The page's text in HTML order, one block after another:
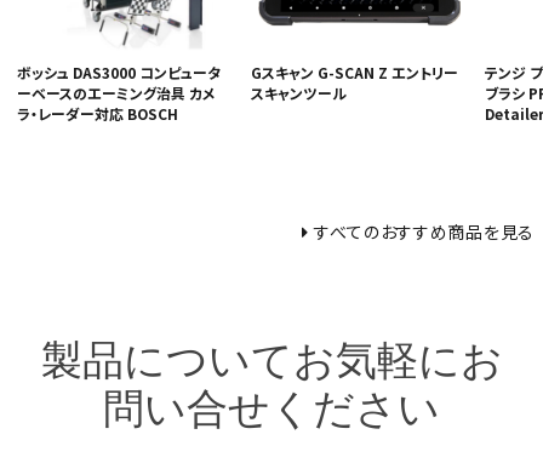
ボッシュ DAS3000 コンピュータ
ーベースのエーミング治具 カメ
ラ・レーダー対応 BOSCH
Gスキャン G-SCAN Z エントリー
スキャンツール
テンジ
ブラシ
Detailer
すべてのおすすめ商品を見る